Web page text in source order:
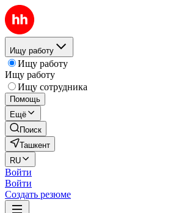
Ищу работу
Ищу работу
Ищу работу
Ищу сотрудника
Помощь
Ещё
Поиск
Ташкент
RU
Войти
Войти
Создать резюме